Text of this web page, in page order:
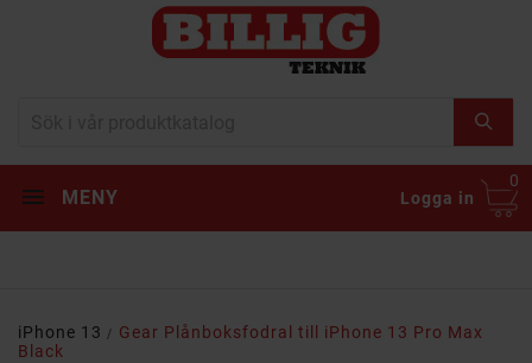
MENY Logga in
0
iPhone 13
Gear Plånboksfodral till iPhone 13 Pro Max
Black